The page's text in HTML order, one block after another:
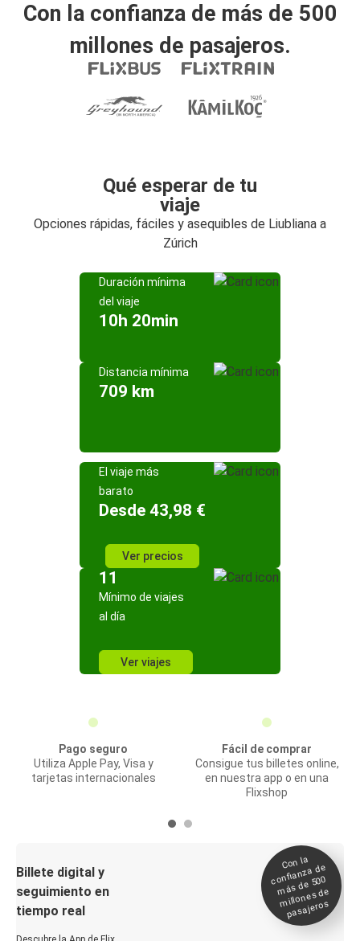
Con la confianza de más de 500
millones de pasajeros.
Qué esperar de tu
viaje
Opciones rápidas, fáciles y asequibles de Liubliana a
Zúrich
Duración mínima
del viaje
10h 20min
Distancia mínima
709 km
El viaje más
barato
Desde 43,98 €
Ver precios
11
Mínimo de viajes
al día
Ver viajes
Pago seguro
Utiliza Apple Pay, Visa y
tarjetas internacionales
Fácil de comprar
Consigue tus billetes online,
en nuestra app o en una
Flixshop
Billete digital y
seguimiento en
tiempo real
Con la
confianza de
más de 500
millones de
pasajeros